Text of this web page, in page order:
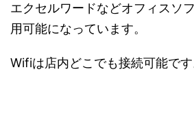
エクセルワードなどオフィスソ
用可能になっています。
Wifiは店内どこでも接続可能です